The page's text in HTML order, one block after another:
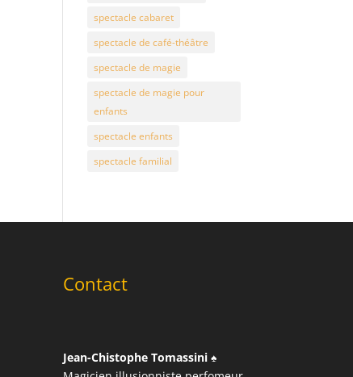
spectacle cabaret
spectacle de café-théâtre
spectacle de magie
spectacle de magie pour
enfants
spectacle enfants
spectacle familial
Contact
Jean-Chistophe Tomassini♠️